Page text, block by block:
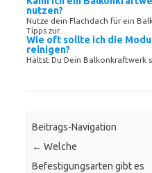
nutzen?
Nutze dein Flachdach für ein
Tipps zur...
Wie oft sollte ich die
reinigen?
Hältst Du Dein Balkonkraftwerk
Beitrags-Navigation
← Welche
Befestigungsarten gibt es